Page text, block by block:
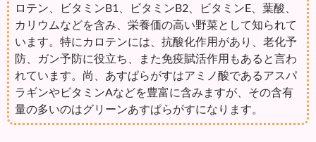
ロテン、ビタミンB1、ビタミンB2、ビタミンE、葉酸、
カリウムなどを含み、栄養価の高い野菜として知られて
います。特にカロテンには、抗酸化作用があり、老化予
防、ガン予防に役立ち、また免疫賦活作用もあると言わ
れています。尚、あすぱらがすはアミノ酸であるアスパ
ラギンやビタミンAなどを豊富に含みますが、その含有
量の多いのはグリーンあすぱらがすになります。